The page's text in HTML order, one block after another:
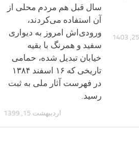
سال قبل هم مردم محلی از
آن استفاده می‌کردند،
ورودی‌اش امروز به دیواری
سفید و همرنگ با بقیه
خیابان تبدیل شده، حمامی
تاریخی که ۱۶ اسفند ۱۳۸۴
در فهرست آثار ملی به ثبت
رسید.
اردیبهشت 15, 1399